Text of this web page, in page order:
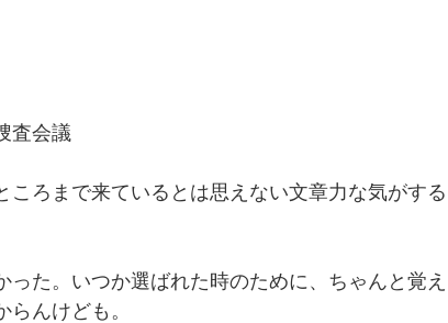
査会議
ろまで来ているとは思えない文章力な気がする
た。いつか選ばれた時のために、ちゃんと覚え
んけども。